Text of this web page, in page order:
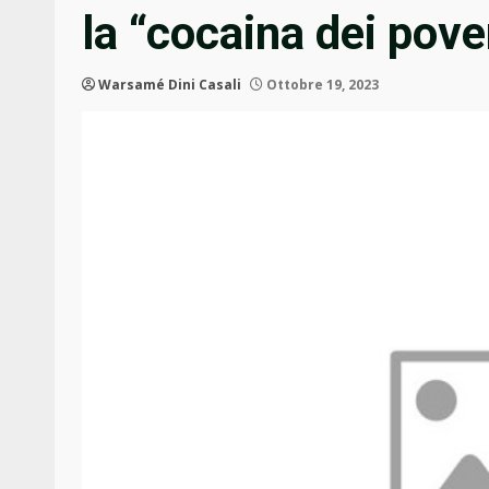
la “cocaina dei
Warsamé Dini Casali Ottobre 19, 2023